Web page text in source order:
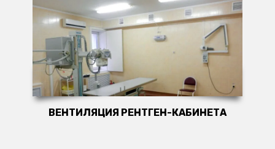
ВЕНТИЛЯЦИЯ РЕНТГЕН-КАБИНЕТА